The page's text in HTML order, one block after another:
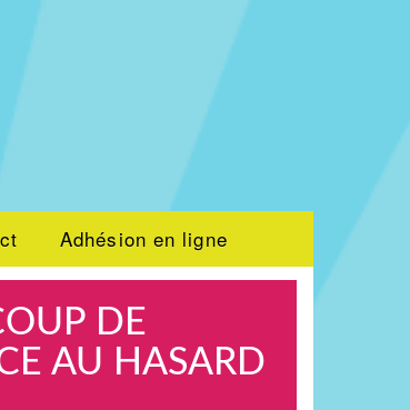
Adhésion en ligne
DE
AU HASARD